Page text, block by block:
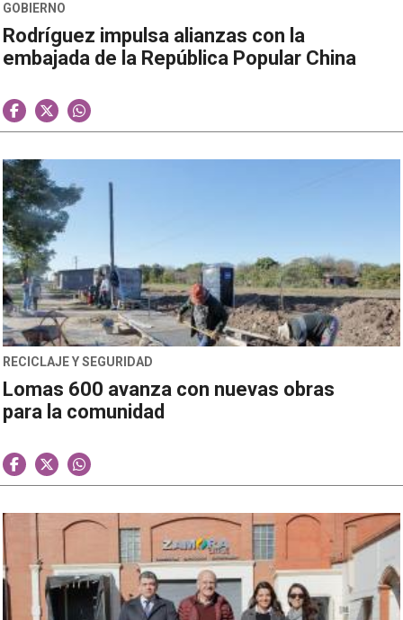
GOBIERNO
Rodríguez impulsa alianzas con la
embajada de la República Popular China
RECICLAJE Y SEGURIDAD
Lomas 600 avanza con nuevas obras
para la comunidad